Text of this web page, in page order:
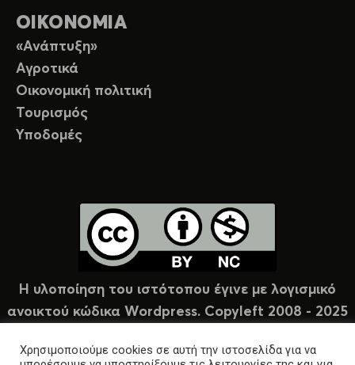
ΟΙΚΟΝΟΜΙΑ
«Ανάπτυξη»
Αγροτικά
Οικονομική πολιτική
Τουρισμός
Υποδομές
Η υλοποίηση του ιστότοπου έγινε με λογισμικό
ανοικτού κώδικα Wordpress. Copyleft 2008 - 2025
Χρησιμοποιούμε cookies σε αυτή την ιστοσελίδα για να